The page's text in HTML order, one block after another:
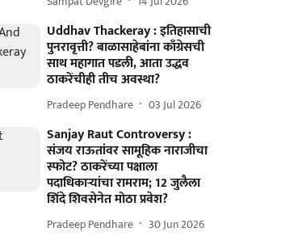
Uddhav Thackeray : इतिहासाची
पुनरावृत्ती? बाळासाहेबांना काँग्रेसची
साथ महागात पडली, आता उद्धव
ठाकरेंचीही तीच अवस्था?
Pradeep Pendhare 03 Jul 2026
Sanjay Raut Controversy :
संजय राऊतांवर सामूहिक नाराजीचा
स्फोट? ठाकरेंच्या पक्षाला
पदाधिकाऱ्यांचा रामराम; 12 जुलैला
शिंदे शिवसेनेत मोठा प्रवेश?
Pradeep Pendhare 30 Jun 2026